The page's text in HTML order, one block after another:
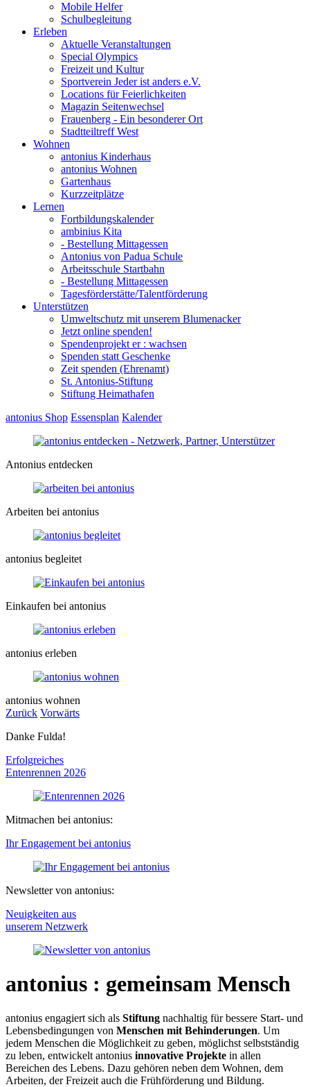
Mobile Helfer
Schulbegleitung
Erleben
Aktuelle Veranstaltungen
Special Olympics
Freizeit und Kultur
Sportverein Jeder ist anders e.V.
Locations für Feierlichkeiten
Magazin Seitenwechsel
Frauenberg - Ein besonderer Ort
Stadtteiltreff West
Wohnen
antonius Kinderhaus
antonius Wohnen
Gartenhaus
Kurzzeitplätze
Lernen
Fortbildungskalender
ambinius Kita
- Bestellung Mittagessen
Antonius von Padua Schule
Arbeitsschule Startbahn
- Bestellung Mittagessen
Tagesförderstätte/Talentförderung
Unterstützen
Umweltschutz mit unserem Blumenacker
Jetzt online spenden!
Spendenprojekt er : wachsen
Spenden statt Geschenke
Zeit spenden (Ehrenamt)
St. Antonius-Stiftung
Stiftung Heimathafen
antonius Shop Essensplan Kalender
Antonius entdecken
Arbeiten bei antonius
antonius begleitet
Einkaufen bei antonius
antonius erleben
antonius wohnen
Zurück Vorwärts
Danke Fulda!
Erfolgreiches
Entenrennen 2026
Mitmachen bei antonius:
Ihr Engagement bei antonius
Newsletter von antonius:
Neuigkeiten aus
unserem Netzwerk
antonius : gemeinsam Mensch
antonius engagiert sich als Stiftung nachhaltig für bessere Start- und
Lebensbedingungen von Menschen mit Behinderungen. Um
jedem Menschen die Möglichkeit zu geben, möglichst selbstständig
zu leben, entwickelt antonius innovative Projekte in allen
Bereichen des Lebens. Dazu gehören neben dem Wohnen, dem
Arbeiten, der Freizeit auch die Frühförderung und Bildung.